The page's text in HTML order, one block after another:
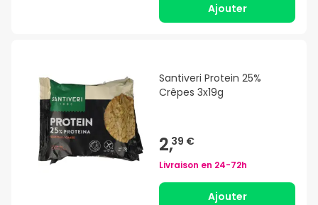
Ajouter
Santiveri Protein 25%
Crêpes 3x19g
2,39 €
Livraison en 24-72h
Ajouter